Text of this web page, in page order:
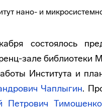
состоялось
зале библиотеки
Института и
Чаплыгин.
Петрович